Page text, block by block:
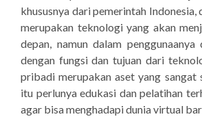
khususnya dari pemerintah
merupakan teknologi yang akan
depan, namun dalam penggunaanya
dengan fungsi dan tujuan dari
pribadi merupakan aset yang sangat
itu perlunya edukasi dan pelatihan
agar bisa menghadapi dunia virtual